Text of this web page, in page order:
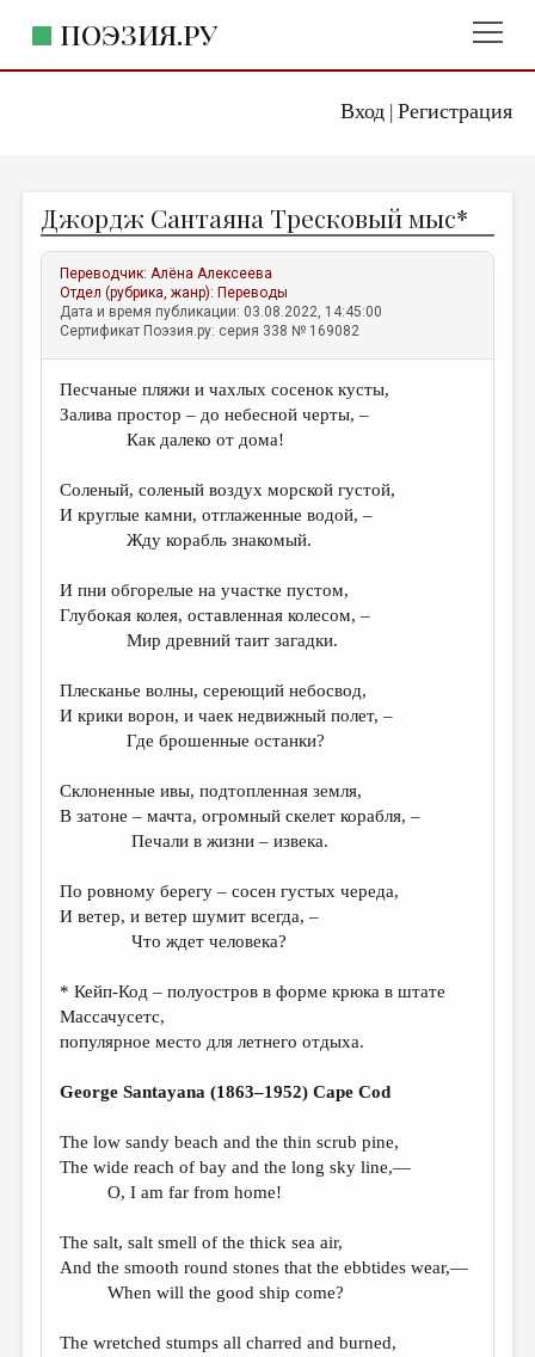
Вход| Регистрация
ПОЭЗИЯ.РУ
ЖАНРЫ
АВТОРЫ
КОММЕНТАРИИ
ЛИТСАЛОН
НОВОСТИ
ПРАВИЛА САЙТА
ОТДЕЛЫ И РУБРИКИ
ИЗБРАННОЕ
ПРОИЗВЕДЕНИЯ
КОНКУРСЫ
ДЕТСКАЯ КОМНАТА
КНИЖНАЯ ПОЛКА
ОБЗОР ЛИТЕРАТУРЫ
ОБЪЯВЛЕНИЯ
РЕДКОЛЛЕГИЯ
ОТ РЕДАКЦИИ
ЛИТЕРАТУРОВЕДЕНИЕ
КУЛЬТУРОВЕДЕНИЕ
ПУБЛИЦИСТИКА
РЕЦЕНЗИРОВАНИЕ
Джордж Сантаяна Тресковый мыс*
Переводчик:Алёна Алексеева
Отдел (рубрика, жанр): Переводы
Дата и время публикации: 03.08.2022, 14:45:00
Сертификат Поэзия.ру: серия 338 № 169082
Песчаные пляжи и чахлых сосенок кусты,
Залива простор – до небесной черты, –
Как далеко от дома!
Соленый, соленый воздух морской густой,
И круглые камни, отглаженные водой, –
Жду корабль знакомый.
И пни обгорелые на участке пустом,
Глубокая колея, оставленная колесом, –
Мир древний таит загадки.
Плесканье волны, сереющий небосвод,
И крики ворон, и чаек недвижный полет, –
Где брошенные останки?
Склоненные ивы, подтопленная земля,
В затоне – мачта, огромный скелет корабля, –
Печали в жизни – извека.
По ровному берегу – сосен густых череда,
И ветер, и ветер шумит всегда, –
Что ждет человека?
* Кейп-Код – полуостров в форме крюка в штате
Массачусетс,
популярное место для летнего отдыха.
George Santayana (1863–1952) Cape Cod
The low sandy beach and the thin scrub pine,
The wide reach of bay and the long sky line,—
O, I am far from home!
The salt, salt smell of the thick sea air,
And the smooth round stones that the ebbtides wear,—
When will the good ship come?
The wretched stumps all charred and burned,